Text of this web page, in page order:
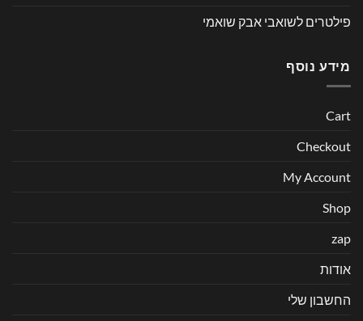
פילטרים לשואבי אבק שואמי
מידע נוסף
Cart
Checkout
My Account
Shop
zap
אודות
החשבון שלי